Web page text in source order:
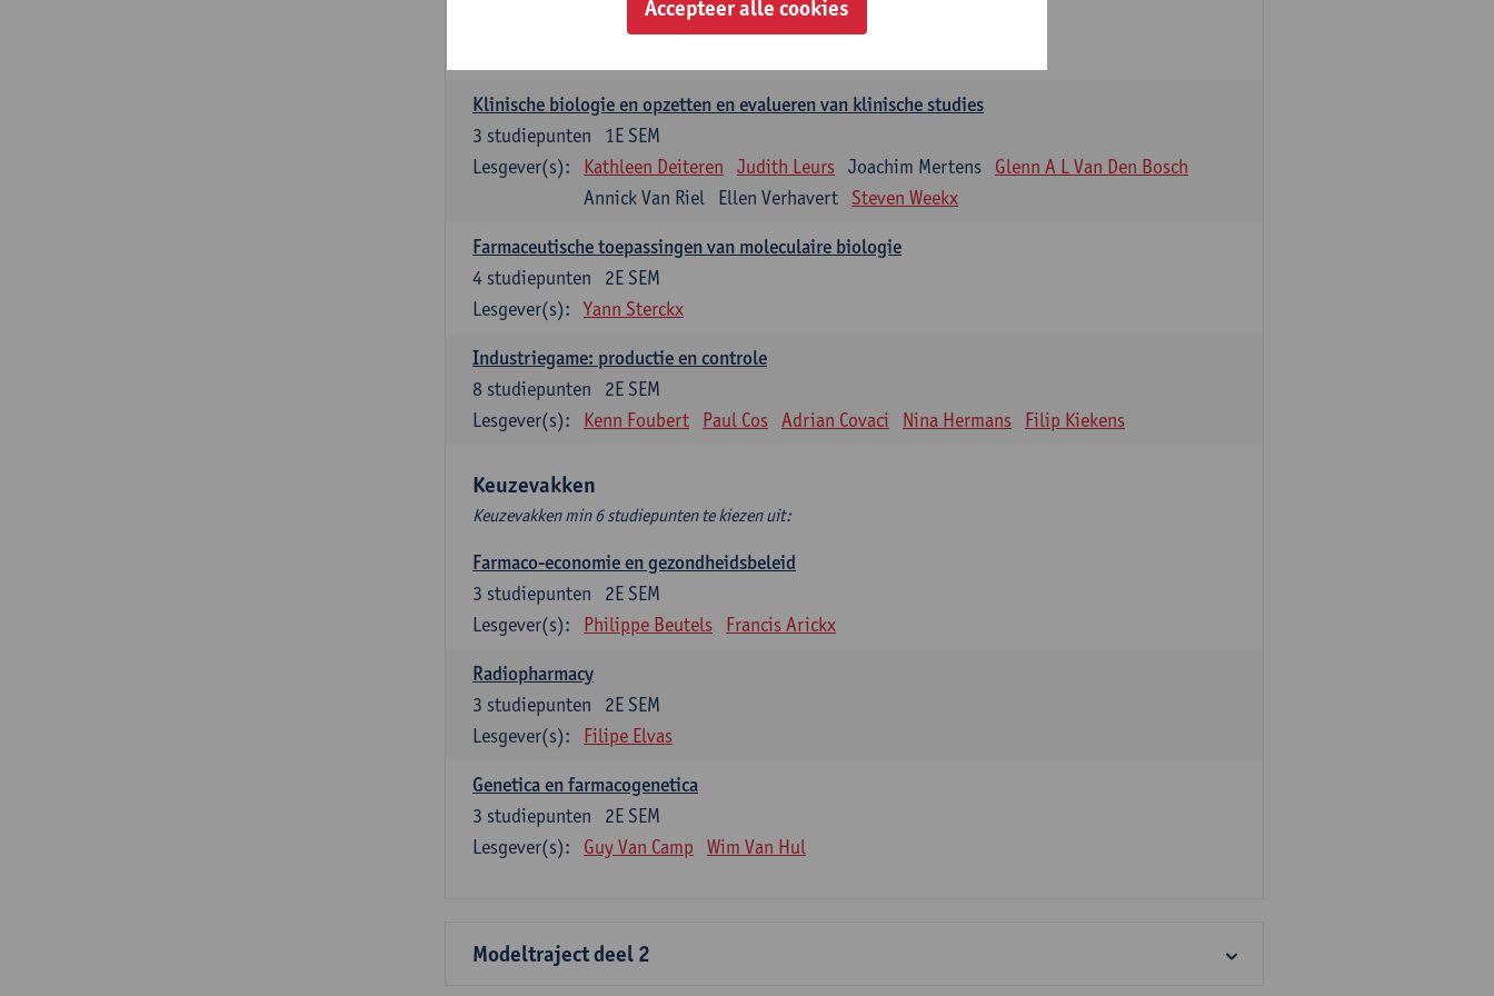
Klinische biologie en opzetten en evalueren van klinische studies
1E SEM
3 studiepunten
Lesgever(s):
Kathleen Deiteren Judith Leurs Joachim Mertens
Glenn A L Van Den Bosch
Annick Van Riel
Ellen Verhavert Steven Weekx
Farmaceutische toepassingen van moleculaire biologie
2E SEM
4 studiepunten
Lesgever(s):
Yann Sterckx
Industriegame: productie en controle
2E SEM
8 studiepunten
Lesgever(s):
Kenn Foubert Paul Cos Adrian Covaci Nina Hermans Filip Kiekens
Keuzevakken
Keuzevakken min 6 studiepunten te kiezen uit:
Farmaco-economie en gezondheidsbeleid
2E SEM
3 studiepunten
Lesgever(s):
Philippe Beutels Francis Arickx
Radiopharmacy
2E SEM
3 studiepunten
Lesgever(s):
Filipe Elvas
Genetica en farmacogenetica
2E SEM
3 studiepunten
Lesgever(s):
Guy Van Camp Wim Van Hul
Modeltraject deel 2
Accepteer alle cookies